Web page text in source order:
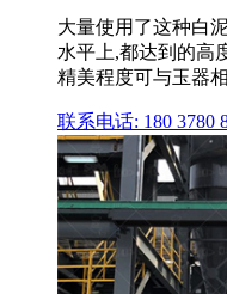
大量使用了这种白
水平上,都达到的高
精美程度可与玉器
联系电话: 180 3780